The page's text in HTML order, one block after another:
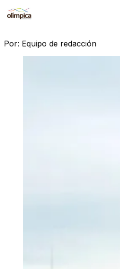
Por: Equipo de redacción